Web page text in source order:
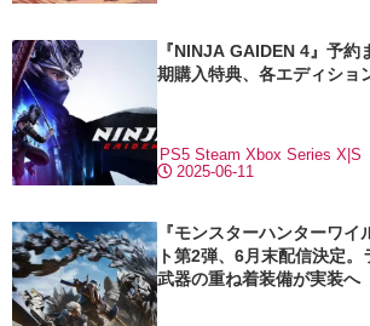
『NINJA GAIDEN 4』予
期購入特典、各エディショ
2025-06-11
PS5 Steam Xbox Series X|S
『モンスターハンターワ
ト第2弾、6月末配信決定
武器の重ね着装備が実装へ